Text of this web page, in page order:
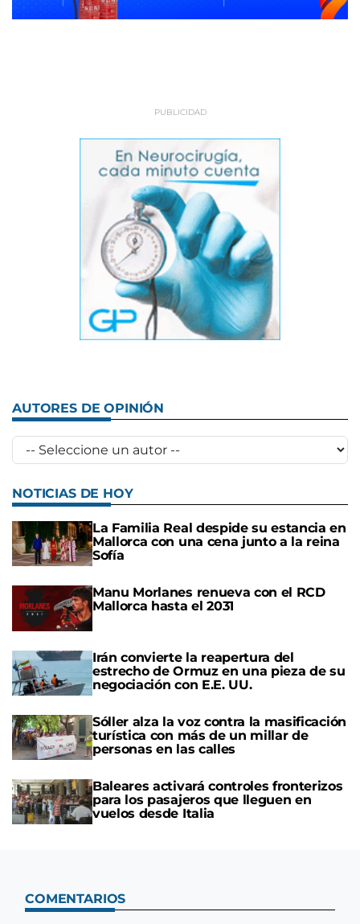
AUTORES DE OPINIÓN
NOTICIAS DE HOY
La Familia Real despide su estancia en
Mallorca con una cena junto a la reina
Sofía
Manu Morlanes renueva con el RCD
Mallorca hasta el 2031
Irán convierte la reapertura del
estrecho de Ormuz en una pieza de su
negociación con E.E. UU.
Sóller alza la voz contra la masificación
turística con más de un millar de
personas en las calles
Baleares activará controles fronterizos
para los pasajeros que lleguen en
vuelos desde Italia
COMENTARIOS